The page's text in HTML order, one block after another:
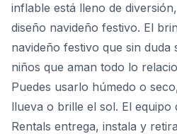
inflable está lleno de
diseño navideño festivo. El
navideño festivo que sin
niños que aman todo lo
Puedes usarlo húmedo o
llueva o brille el sol. El equipo
Rentals entrega, instala y